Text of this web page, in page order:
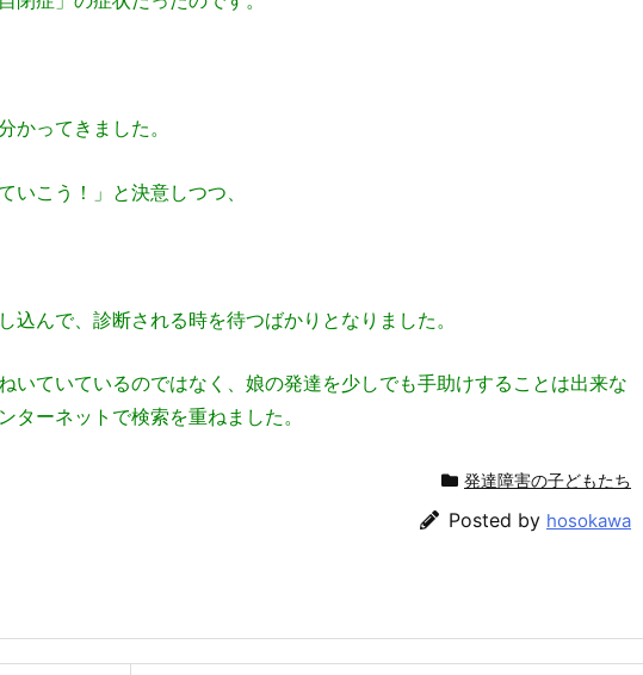
ってきました。
いこう！」と決意しつつ、
んで、診断される時を待つばかりとなりました。
いていているのではなく、娘の発達を少しでも手助けすることは出来な
ーネットで検索を重ねました。
発達障害の子どもたち
Posted by hosokawa